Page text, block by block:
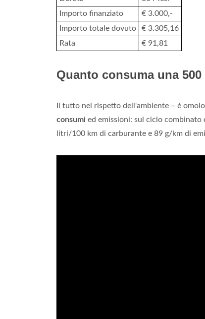
Importo finanziato
€ 3.000,-
Importo totale dovuto
€ 3.305,16
Rata
€ 91,81
Quanto consuma una
Il tutto nel rispetto dell'ambiente – è
consumi ed emissioni: sul ciclo combinato
litri/100 km di carburante e 89 g/km di